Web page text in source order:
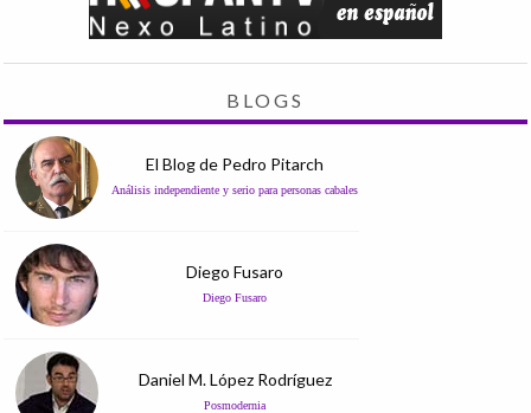
BLOGS
El Blog de Pedro Pitarch
Análisis independiente y serio para personas cabales
Diego Fusaro
Diego Fusaro
Daniel M. López Rodríguez
Posmodernia